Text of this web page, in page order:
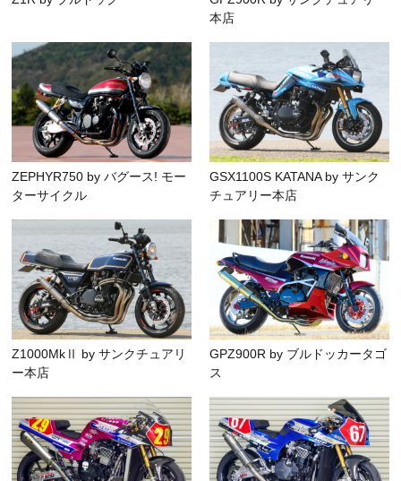
本店
ZEPHYR750 by バグース! モー
ターサイクル
GSX1100S KATANA by サンク
チュアリー本店
Z1000MkⅡ by サンクチュアリ
ー本店
GPZ900R by ブルドッカータゴ
ス